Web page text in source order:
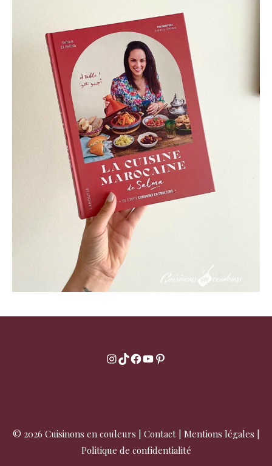
Instagram
TikTok
Facebook
YouTube
Pinterest
© 2026 Cuisinons en couleurs | Contact| Mentions légales |
Politique de confidentialité